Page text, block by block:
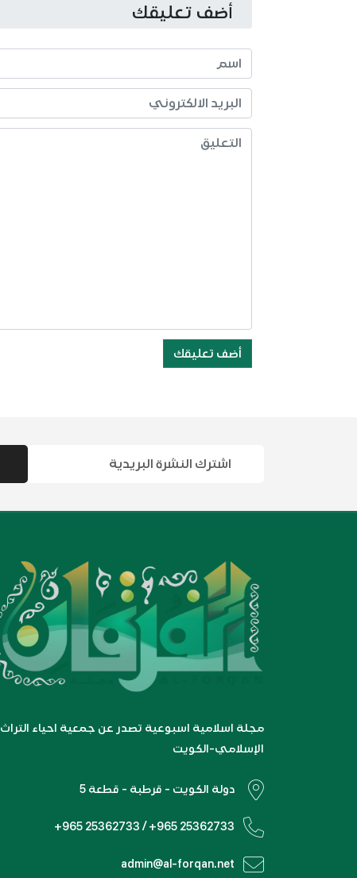
أضف تعليقك
أضف تعليقك
مجلة اسلامية اسبوعية تصدر عن جمعية احياء التراث
الإسلامي-الكويت
دولة الكويت - قرطبة - قطعة 5
+965 25362733 / +965 25362733
admin@al-forqan.net